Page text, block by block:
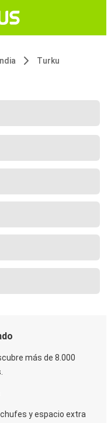
Turku
más de 8.000
y espacio extra